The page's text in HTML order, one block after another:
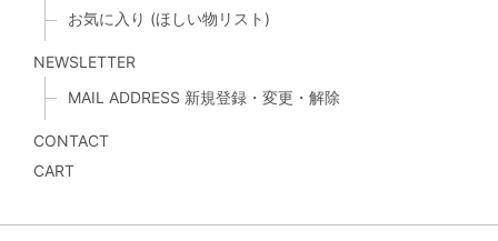
お気に入り (ほしい物リスト)
NEWSLETTER
MAIL ADDRESS 新規登録・変更・解除
CONTACT
CART